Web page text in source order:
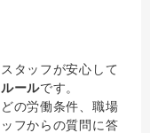
タッフが安心して
ールです。
の労働条件、職場
フからの質問に答